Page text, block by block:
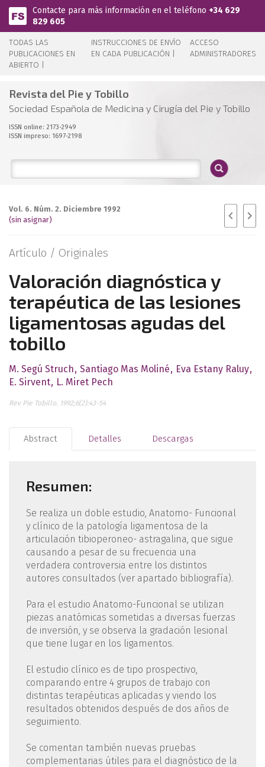
Pasar al contenido principal
Contacte para más información en el teléfono +34 629
829 605
TODAS LAS
PUBLICACIONES EN
ABIERTO |
INSTRUCCIONES DE ENVÍO
EN CADA PUBLICACIÓN |
ACCESO
ADMINISTRADORES
Revista del Pie y Tobillo
Sociedad Española de Medicina y Cirugía del Pie y Tobillo
ISSN online: 2173-2949
ISSN impreso: 1697-2198
Vol. 6. Núm. 2. Diciembre 1992
(sin asignar)
Artículo / Originales
Valoración diagnóstica y
terapéutica de las lesiones
ligamentosas agudas del
tobillo
M. Segú Struch Santiago Mas Moliné
Eva Estany Raluy
E. Sirvent
L. Miret Pech
Rev Pie Tobillo. 1992;6(2):43-54
Abstract Detalles Descargas
Resumen:
Se realiza un doble estudio, Anatomo- Funcional
y clínico de la patología ligamentosa de la
articulación tibioperoneo- astragalina, que sigue
causando a pesar de su frecuencia una
verdadera controversia entre los distintos
autores consultados (ver apartado bibliografía).
Para el estudio Anatomo-Funcional se utilizan
piezas anatómicas sometidas a diversas fuerzas
de inversión, y se observa la gradación lesional
que tiene lugar en los ligamentos.
El estudio clínico es de tipo prospectivo,
comparando entre 4 grupos de trabajo con
distintas terapéuticas aplicadas y viendo los
resultados obtenidos después de dos años de
seguimiento.
Se comentan también nuevas pruebas
complementarias útiles para el diagnóstico de la